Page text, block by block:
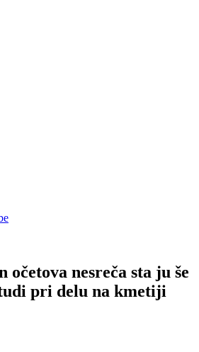
očetova nesreča sta ju še
pri delu na kmetiji